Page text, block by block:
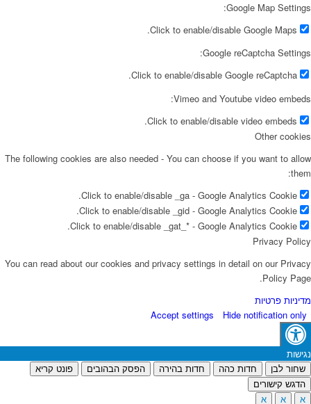
Google Map Settings:
Click to enable/disable Google Maps.
Google reCaptcha Settings:
Click to enable/disable Google reCaptcha.
Vimeo and Youtube video embeds:
Click to enable/disable video embeds.
Other cookies
The following cookies are also needed - You can choose if you want to allow
them:
Click to enable/disable _ga - Google Analytics Cookie.
Click to enable/disable _gid - Google Analytics Cookie.
Click to enable/disable _gat_* - Google Analytics Cookie.
Privacy Policy
You can read about our cookies and privacy settings in detail on our Privacy
Policy Page.
מדיניות פרטיות
Accept settings
Hide notification only
נגישות
שחור לבן חדות כהה חדות בהירה הפסק הבהובים
פונט קריא
הדגש קישורים
א
א א